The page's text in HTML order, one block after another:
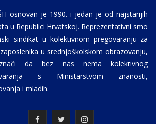
osnovan je 1990. i jedan je od najstarijih
u Republici Hrvatskoj. Reprezentativni smo
sindikat u kolektivnom pregovaranju za
u srednjoškolskom obrazovanju,
da bez nas nema kolektivnog
s Ministarstvom znanosti,
i mladih.
T I